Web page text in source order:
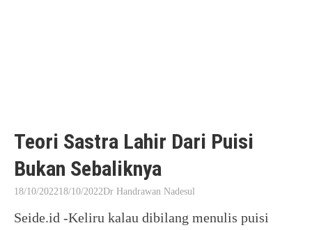
Teori Sastra Lahir Dari Puisi
Bukan Sebaliknya
18/10/202218/10/2022Dr Handrawan Nadesul
Seide.id -Keliru kalau dibilang menulis puisi